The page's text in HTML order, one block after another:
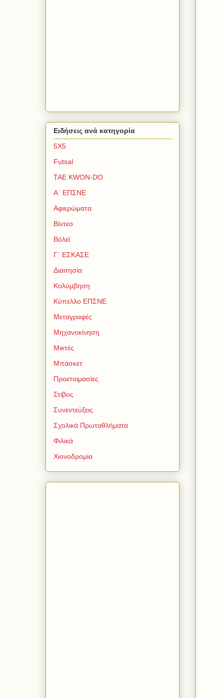
Ειδήσεις ανά κατηγορία
5Χ5
Futsal
TAE KWON-DO
Α΄ ΕΠΣΝΕ
Αφιερώματα
Βίντεο
Βόλεϊ
Γ΄ ΕΣΚΑΣΕ
Διαιτησία
Κολύμβηση
Κύπελλο ΕΠΣΝΕ
Μεταγραφές
Μηχανοκίνηση
Μικτές
Μπάσκετ
Προετοιμασίες
Στίβος
Συνεντεύξεις
Σχολικά Πρωταθλήματα
Φιλικά
Χιονοδρομία